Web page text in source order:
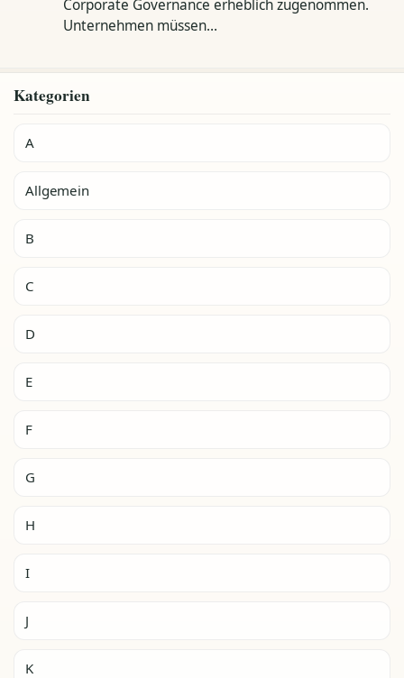
Corporate Governance erheblich zugenommen.
Unternehmen müssen…
Kategorien
A
Allgemein
B
C
D
E
F
G
H
I
J
K